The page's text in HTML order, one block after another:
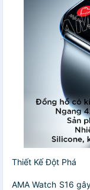
Thiết Kế Đột Phá
AMA Watch S16